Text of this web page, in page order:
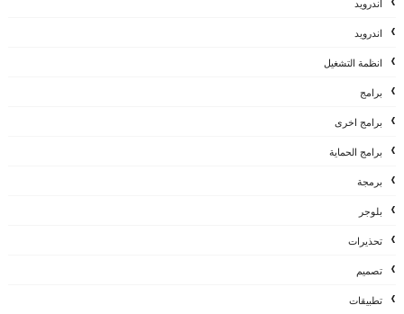
أندرويد
اندرويد
انظمة التشغيل
برامج
برامج اخرى
برامج الحماية
برمجة
بلوجر
تحذيرات
تصميم
تطبيقات